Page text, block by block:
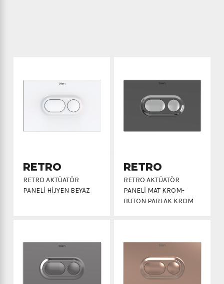
RETRO
RETRO AKTÜATÖR
PANELİ HİJYEN BEYAZ
RETRO
RETRO AKTÜATÖR
PANELİ MAT KROM-
BUTON PARLAK KROM